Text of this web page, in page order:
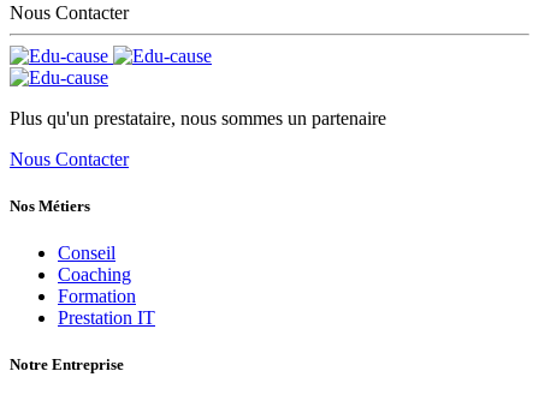
Nous Contacter
Plus qu'un prestataire, nous sommes un partenaire
Nous Contacter
Nos Métiers
Conseil
Coaching
Formation
Prestation IT
Notre Entreprise